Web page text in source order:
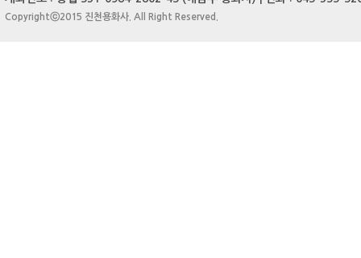
Copyrightⓒ2015 진천용화사. All Right Reserved.